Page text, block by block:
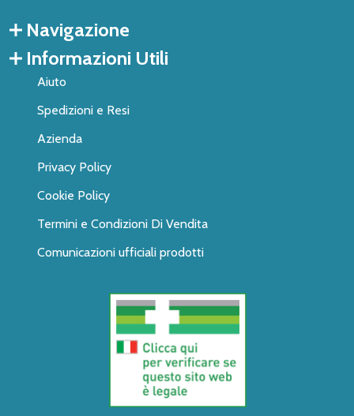
Navigazione
Informazioni Utili
Aiuto
Spedizioni e Resi
Azienda
Privacy Policy
Cookie Policy
Termini e Condizioni Di Vendita
Comunicazioni ufficiali prodotti